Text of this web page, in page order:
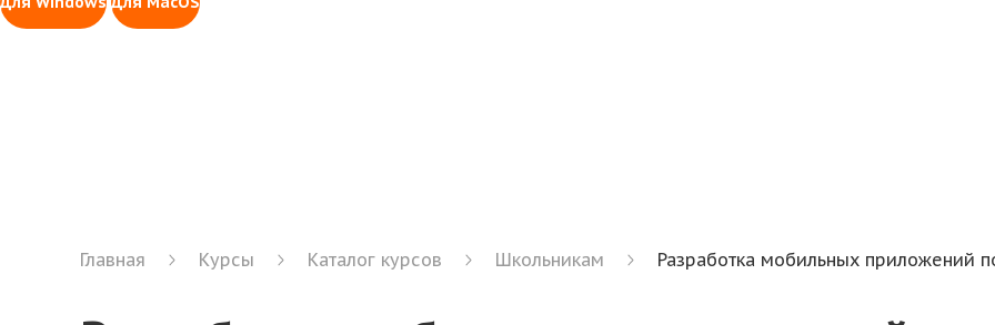
Главная Курсы Каталог курсов Школьникам Разработка мобильных приложений